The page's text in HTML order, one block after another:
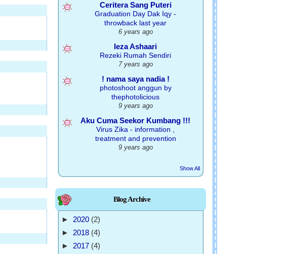
Ceritera Sang Puteri
Graduation Day Dak Iqy -
throwback last year
6 years ago
Ieza Ashaari
Rezeki Rumah Sendiri
7 years ago
! nama saya nadia !
photoshoot anggun by
thephotolicious
9 years ago
Aku Cuma Seekor Kumbang !!!
Virus Zika - information ,
treatment and prevention
9 years ago
Show All
Blog Archive
► 2020 (2)
► 2018 (4)
► 2017 (4)